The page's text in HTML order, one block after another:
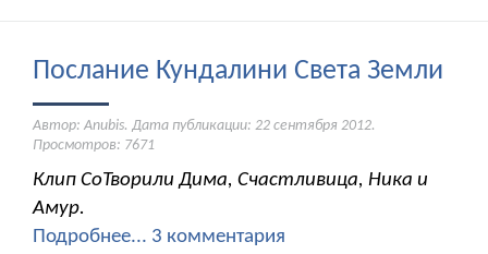
Послание Кундалини Света Земли
Автор: Anubis. Дата публикации: 22 сентября 2012.
Просмотров: 7671
Клип СоТворили Дима, Счастливица, Ника и
Амур.
Подробнее... 3 комментария